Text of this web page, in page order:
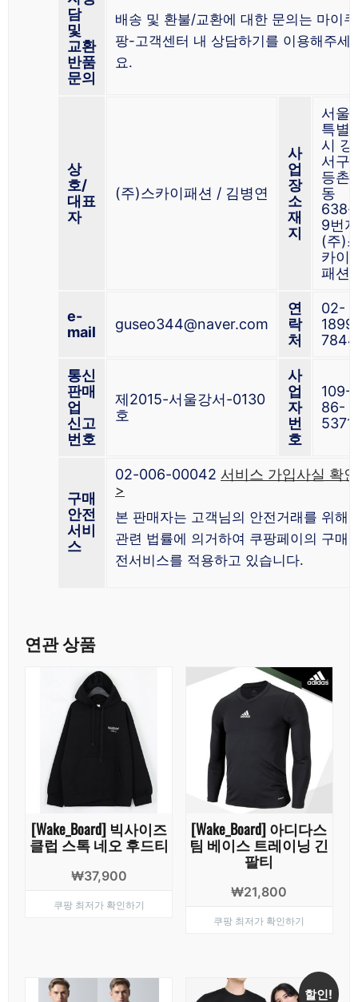
담
및
교환
반품
문의
배송 및 환불/교환에 대한 문의는 마이쿠
팡-고객센터 내 상담하기를 이용해주세
요.
상
호/
대표
자
(주)스카이패션 / 김병연
사
업
장
소
재
지
서울
특별
시 강
서구
등촌1
동
638-
9번지
(주)
카이
패션
e-
mail
guseo344@naver.com
연
락
처
02-
7844
통신
판매
업
신고
번호
제2015-서울강서-0130
호
사
업
자
번
호
109-
86-
구매
안전
서비
스
02-006-00042 서비스 가입사실 확인
>
본 판매자는 고객님의 안전거래를 위해
관련 법률에 의거하여 쿠팡페이의 구매
전서비스를 적용하고 있습니다.
연관 상품
[Wake_Board] 빅사이즈
클럽 스톡 네오 후드티
₩37,900
쿠팡 최저가 확인하기
[Wake_Board] 아디다스
팀 베이스 트레이닝 긴
팔티
₩21,800
쿠팡 최저가 확인하기
할인!